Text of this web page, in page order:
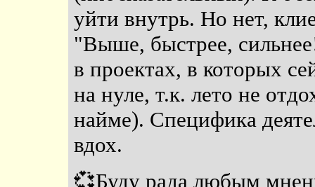
уйти внутрь. Но нет,
"Выше, быстрее,
в проектах, в которых
на нуле, т.к. лето не
найме). Специфика
вдох.
💞Буду рада любым